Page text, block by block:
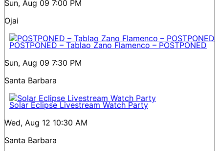
Sun, Aug 09 7:00 PM
Ojai
POSTPONED – Tablao Zano Flamenco – POSTPONED
Sun, Aug 09 7:30 PM
Santa Barbara
Solar Eclipse Livestream Watch Party
Wed, Aug 12 10:30 AM
Santa Barbara